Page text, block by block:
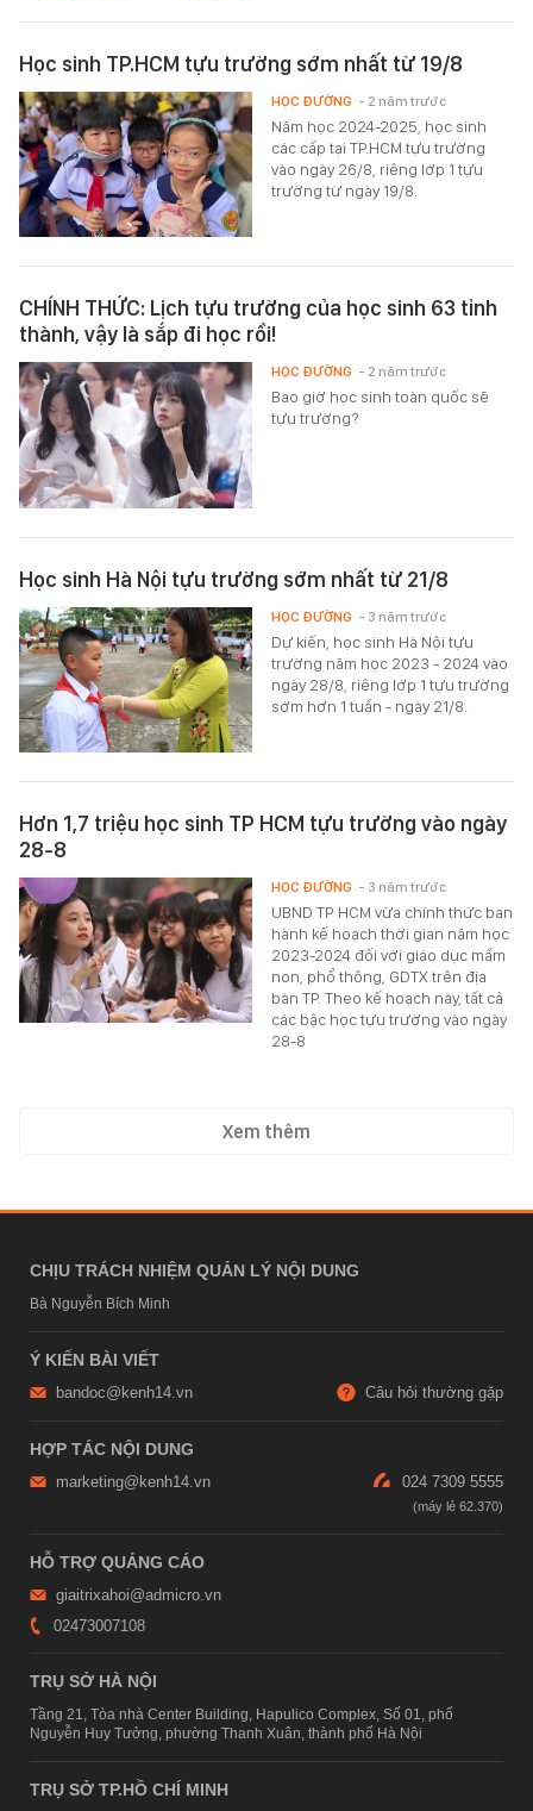
Học sinh TP.HCM tựu trường sớm nhất từ 19/8
Năm học 2024-2025, học sinh
các cấp tại TP.HCM tựu trường
vào ngày 26/8, riêng lớp 1 tựu
trường từ ngày 19/8.
HỌC ĐƯỜNG - 2 năm trước
CHÍNH THỨC: Lịch tựu trường của học sinh 63 tỉnh
thành, vậy là sắp đi học rồi!
Bao giờ học sinh toàn quốc sẽ
tựu trường?
HỌC ĐƯỜNG - 2 năm trước
Học sinh Hà Nội tựu trường sớm nhất từ 21/8
Dự kiến, học sinh Hà Nội tựu
trường năm học 2023 - 2024 vào
ngày 28/8, riêng lớp 1 tựu trường
sớm hơn 1 tuần - ngày 21/8.
HỌC ĐƯỜNG - 3 năm trước
Hơn 1,7 triệu học sinh TP HCM tựu trường vào ngày
28-8
UBND TP HCM vừa chính thức ban
hành kế hoạch thời gian năm học
2023-2024 đối với giáo dục mầm
non, phổ thông, GDTX trên địa
bàn TP. Theo kế hoạch này, tất cả
các bậc học tựu trường vào ngày
28-8
HỌC ĐƯỜNG - 3 năm trước
Xem thêm
CHỊU TRÁCH NHIỆM QUẢN LÝ NỘI DUNG
Bà Nguyễn Bích Minh
Ý KIẾN BÀI VIẾT
bandoc@kenh14.vn Câu hỏi thường gặp
HỢP TÁC NỘI DUNG
marketing@kenh14.vn 024 7309 5555
HỖ TRỢ QUẢNG CÁO
giaitrixahoi@admicro.vn
02473007108
TRỤ SỞ HÀ NỘI
Tầng 21, Tòa nhà Center Building, Hapulico Complex, Số 01, phố
Nguyễn Huy Tưởng, phường Thanh Xuân, thành phố Hà Nội
TRỤ SỞ TP.HỒ CHÍ MINH